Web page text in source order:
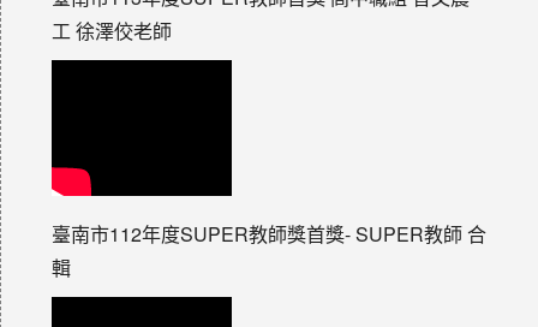
工 徐澤佼老師
臺南市112年度SUPER教師獎首獎- SUPER教師 合
輯